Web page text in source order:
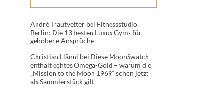
André Trautvetter bei Fitnessstudio
Berlin: Die 13 besten Luxus Gyms für
gehobene Ansprüche
Christian Hänni bei Diese MoonSwatch
enthält echtes Omega-Gold – warum die
„Mission to the Moon 1969“ schon jetzt
als Sammlerstück gilt